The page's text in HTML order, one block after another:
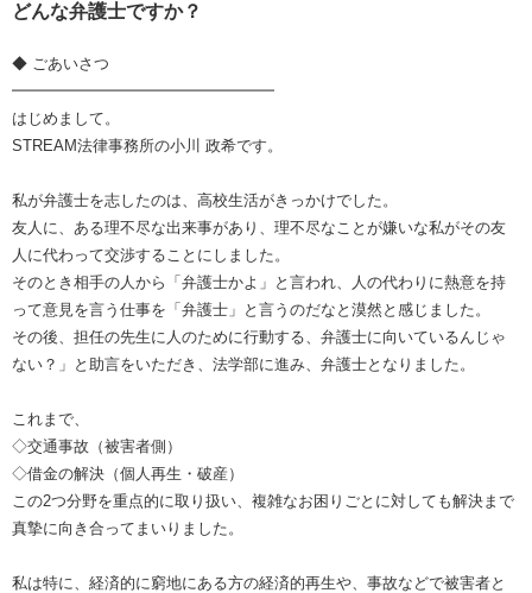
どんな弁護士ですか？
◆ ごあいさつ
━━━━━━━━━━━━━━━━━
はじめまして。
STREAM法律事務所の小川 政希です。
私が弁護士を志したのは、高校生活がきっかけでした。
友人に、ある理不尽な出来事があり、理不尽なことが嫌いな私がその友
人に代わって交渉することにしました。
そのとき相手の人から「弁護士かよ」と言われ、人の代わりに熱意を持
って意見を言う仕事を「弁護士」と言うのだなと漠然と感じました。
その後、担任の先生に人のために行動する、弁護士に向いているんじゃ
ない？」と助言をいただき、法学部に進み、弁護士となりました。
これまで、
◇交通事故（被害者側）
◇借金の解決（個人再生・破産）
この2つ分野を重点的に取り扱い、複雑なお困りごとに対しても解決まで
真摯に向き合ってまいりました。
私は特に、経済的に窮地にある方の経済的再生や、事故などで被害者と